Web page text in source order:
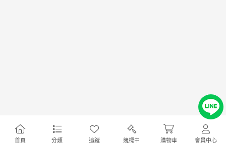
首頁 分類 追蹤 競標中 購物車 會員中心